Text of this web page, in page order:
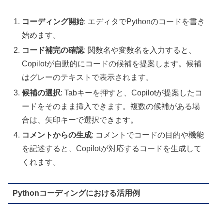
コーディング開始: エディタでPythonのコードを書き
始めます。
コード補完の確認: 関数名や変数名を入力すると、
Copilotが自動的にコードの候補を提案します。候補
はグレーのテキストで表示されます。
候補の選択: Tabキーを押すと、Copilotが提案したコ
ードをそのまま挿入できます。複数の候補がある場
合は、矢印キーで選択できます。
コメントからの生成: コメントでコードの目的や機能
を記述すると、Copilotが対応するコードを生成して
くれます。
Pythonコーディングにおける活用例